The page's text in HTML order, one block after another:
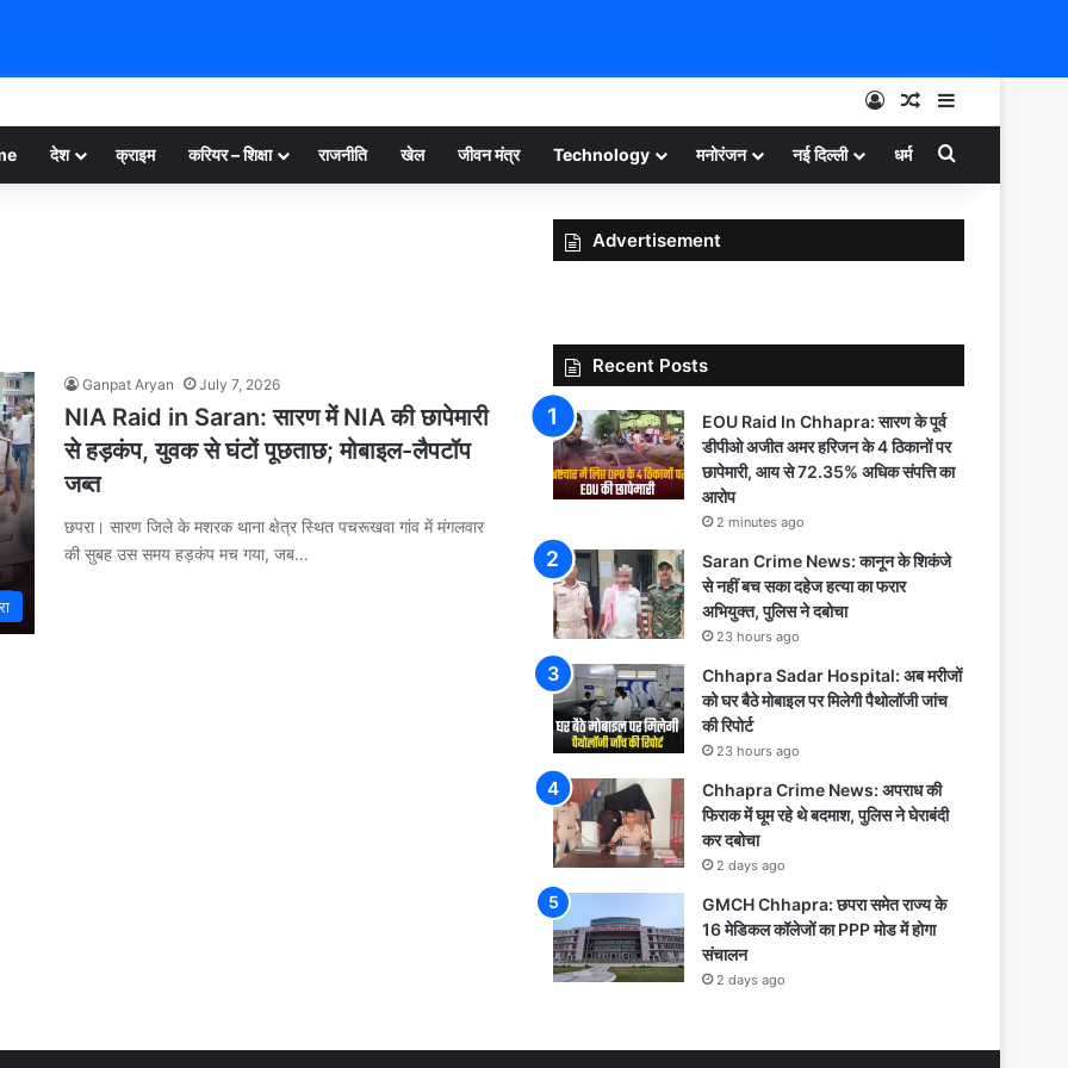
Log InRandom Article
Sidebar
देश क्राइम करियर – शिक्षा राजनीति खेल जीवन मंत्र Technology मनोरंजन नई दिल्ली धर्म Search for
Ganpat Aryan July 7, 2026
NIA Raid in Saran: सारण में NIA की छापेमारी
से हड़कंप, युवक से घंटों पूछताछ; मोबाइल-लैपटॉप
जब्त
छपरा। सारण जिले के मशरक थाना क्षेत्र स्थित पचरूखवा गांव में मंगलवार
की सुबह उस समय हड़कंप मच गया, जब…
Advertisement
Recent Posts
EOU Raid In Chhapra: सारण के पूर्व
डीपीओ अजीत अमर हरिजन के 4 ठिकानों पर
छापेमारी, आय से 72.35% अधिक संपत्ति का
आरोप
2 minutes ago
Saran Crime News: कानून के शिकंजे
से नहीं बच सका दहेज हत्या का फरार
अभियुक्त, पुलिस ने दबोचा
23 hours ago
Chhapra Sadar Hospital: अब मरीजों
को घर बैठे मोबाइल पर मिलेगी पैथोलॉजी जांच
की रिपोर्ट
23 hours ago
Chhapra Crime News: अपराध की
फिराक में घूम रहे थे बदमाश, पुलिस ने घेराबंदी
कर दबोचा
2 days ago
GMCH Chhapra: छपरा समेत राज्य के
16 मेडिकल कॉलेजों का PPP मोड में होगा
संचालन
2 days ago